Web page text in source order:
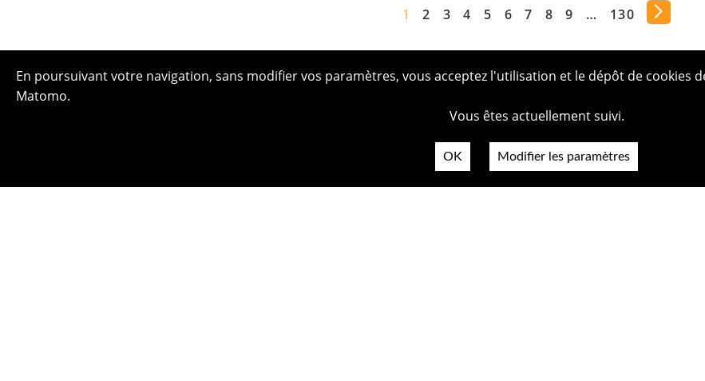
1 2 3 4 5 6 7 8 9 … 130
En poursuivant votre navigation, sans modifier vos paramètres, vous acceptez l'utilisation et le dépôt de cookies
Matomo.
Vous êtes actuellement suivi.
OK Modifier les paramètres